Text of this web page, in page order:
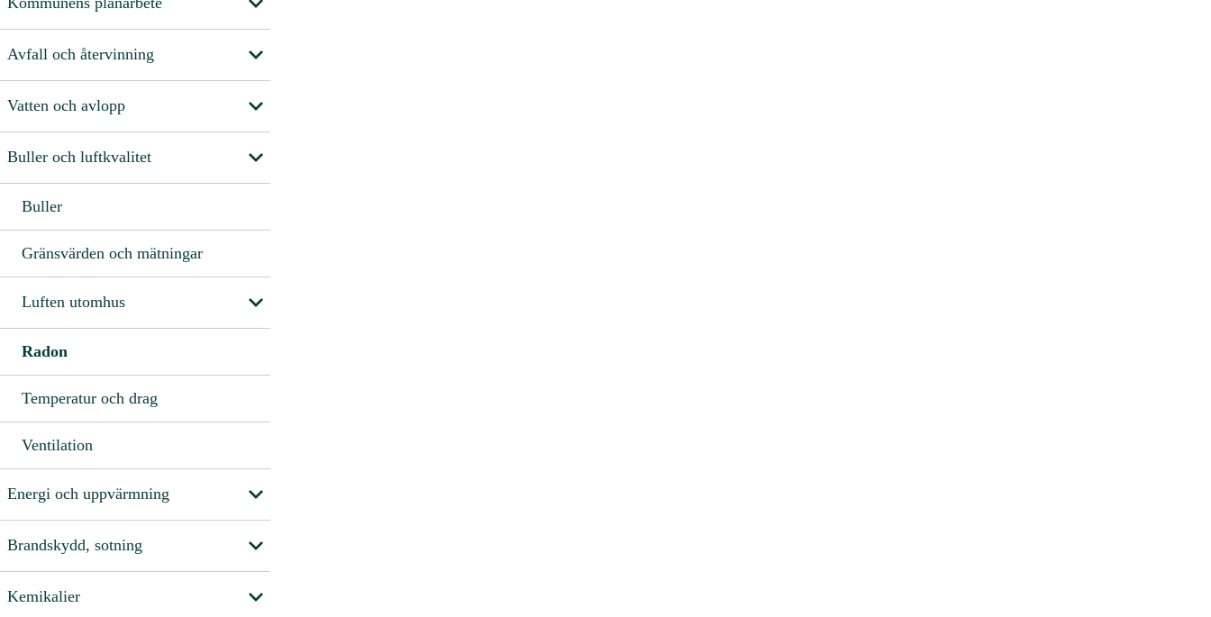
Avfall och återvinning
Vatten och avlopp
Buller och luftkvalitet
Buller
Gränsvärden och mätningar
Luften utomhus
Radon
Temperatur och drag
Ventilation
Energi och uppvärmning
Brandskydd, sotning
Kemikalier